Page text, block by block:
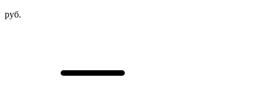
руб.